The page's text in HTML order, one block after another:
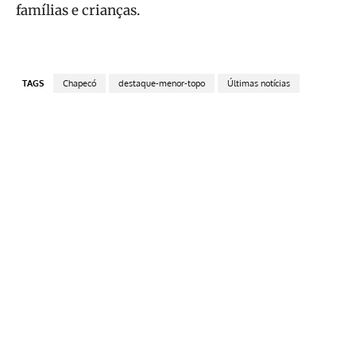
famílias e crianças.
TAGS Chapecó destaque-menor-topo Últimas notícias